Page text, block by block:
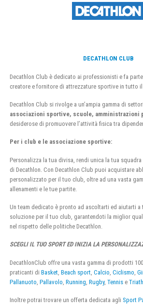
DECATHLON CLUB
Decathlon Club è dedicato ai professionisti e fa
creatore e fornitore di attrezzature sportive in tutto il
Decathlon Club si rivolge a un’ampia gamma di
associazioni sportive, scuole, amministrazioni
desiderose di promuovere l’attività fisica tra
Per i club e le associazione sportive:
Personalizza la tua divisa, rendi unica la tua
di Decathlon. Con Decathlon Club puoi acquistare
personalizzato per il tuo club, oltre ad una vasta
allenamenti e le tue partite.
Un team dedicato è pronto ad ascoltarti ed aiutarti a
soluzione per il tuo club, garantendoti la miglior
nel rispetto delle politiche Decathlon.
SCEGLI IL TUO SPORT ED INIZIA LA
DecathlonClub offre una vasta gamma di prodotti
praticanti di Basket Beach sport Calcio Ciclismo
Pallanuoto Pallavolo Running Rugby, Tennis e
Inoltre potrai trovare un offerta dedicata agli Sport